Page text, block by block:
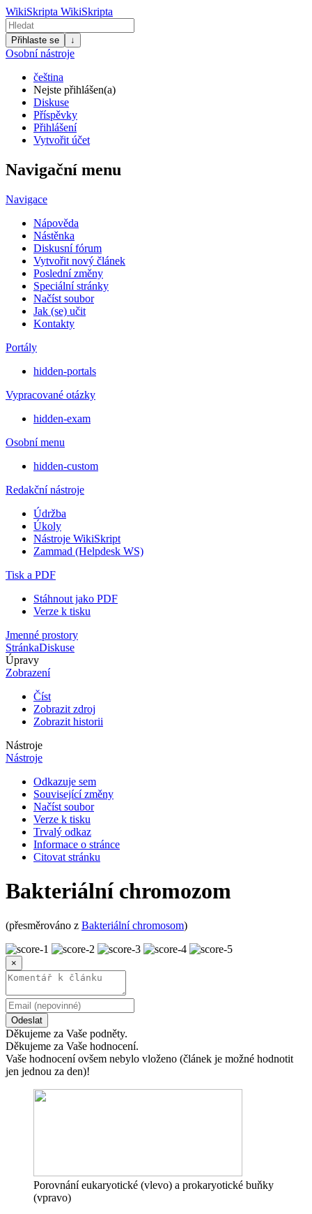
WikiSkripta WikiSkripta
Přihlaste se ↓
Osobní nástroje
čeština
Nejste přihlášen(a)
Diskuse
Příspěvky
Přihlášení
Vytvořit účet
Navigační menu
Navigace
Nápověda
Nástěnka
Diskusní fórum
Vytvořit nový článek
Poslední změny
Speciální stránky
Načíst soubor
Jak (se) učit
Kontakty
Portály
hidden-portals
Vypracované otázky
hidden-exam
Osobní menu
hidden-custom
Redakční nástroje
Údržba
Úkoly
Nástroje WikiSkript
Zammad (Helpdesk WS)
Tisk a PDF
Stáhnout jako PDF
Verze k tisku
Jmenné prostory
StránkaDiskuse
Úpravy
Zobrazení
Číst
Zobrazit zdroj
Zobrazit historii
Nástroje
Nástroje
Odkazuje sem
Související změny
Načíst soubor
Verze k tisku
Trvalý odkaz
Informace o stránce
Citovat stránku
Bakteriální chromozom
(přesměrováno z Bakteriální chromosom)
×
Odeslat
Děkujeme za Vaše podněty.
Děkujeme za Vaše hodnocení.
Vaše hodnocení ovšem nebylo vloženo (článek je možné hodnotit
jen jednou za den)!
Porovnání eukaryotické (vlevo) a prokaryotické buňky
(vpravo)